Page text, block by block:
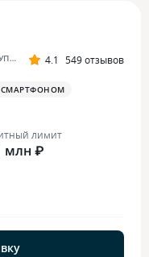
КРЕДИТНАЯ КАРТА СУПЕР СПЛИТА 4.1 549 отзывов
лимит
млн ₽